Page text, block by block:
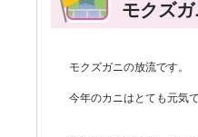
モクズガ
モクズガニの放流です。
今年のカニはとても元気で